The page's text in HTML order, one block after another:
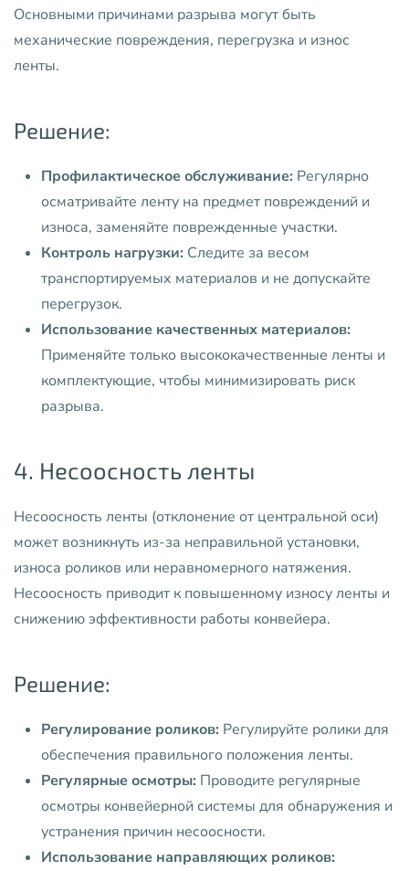
Основными причинами разрыва могут быть
механические повреждения, перегрузка и износ
ленты.
Решение:
Профилактическое обслуживание: Регулярно
осматривайте ленту на предмет повреждений и
износа, заменяйте поврежденные участки.
Контроль нагрузки: Следите за весом
транспортируемых материалов и не допускайте
перегрузок.
Использование качественных материалов:
Применяйте только высококачественные ленты и
комплектующие, чтобы минимизировать риск
разрыва.
4. Несоосность ленты
Несоосность ленты (отклонение от центральной оси)
может возникнуть из-за неправильной установки,
износа роликов или неравномерного натяжения.
Несоосность приводит к повышенному износу ленты и
снижению эффективности работы конвейера.
Решение:
Регулирование роликов: Регулируйте ролики для
обеспечения правильного положения ленты.
Регулярные осмотры: Проводите регулярные
осмотры конвейерной системы для обнаружения и
устранения причин несоосности.
Использование направляющих роликов: